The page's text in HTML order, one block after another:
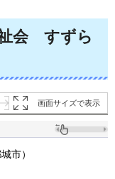
会 すずら
画面サイズで表示
市）